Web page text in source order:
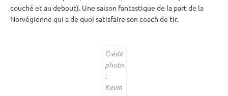
couché et au debout). Une saison fantastique de la part de la
Norvégienne qui a de quoi satisfaire son coach de tir.
Crédit
photo
:
Kevin